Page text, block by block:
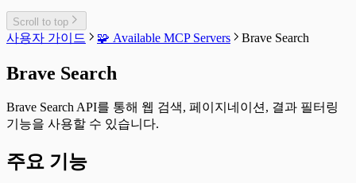
Scroll to top
사용자 가이드 🧩 Available MCP Servers Brave Search
Brave Search
Brave Search API를 통해 웹 검색, 페이지네이션, 결과 필터링
기능을 사용할 수 있습니다.
주요 기능